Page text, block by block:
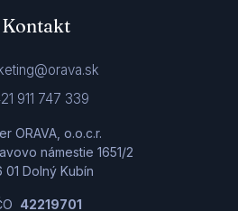
Kontakt
911 747 339
ORAVA, o.o.c.r.
námestie 1651/2
01 Dolný Kubín
42219701